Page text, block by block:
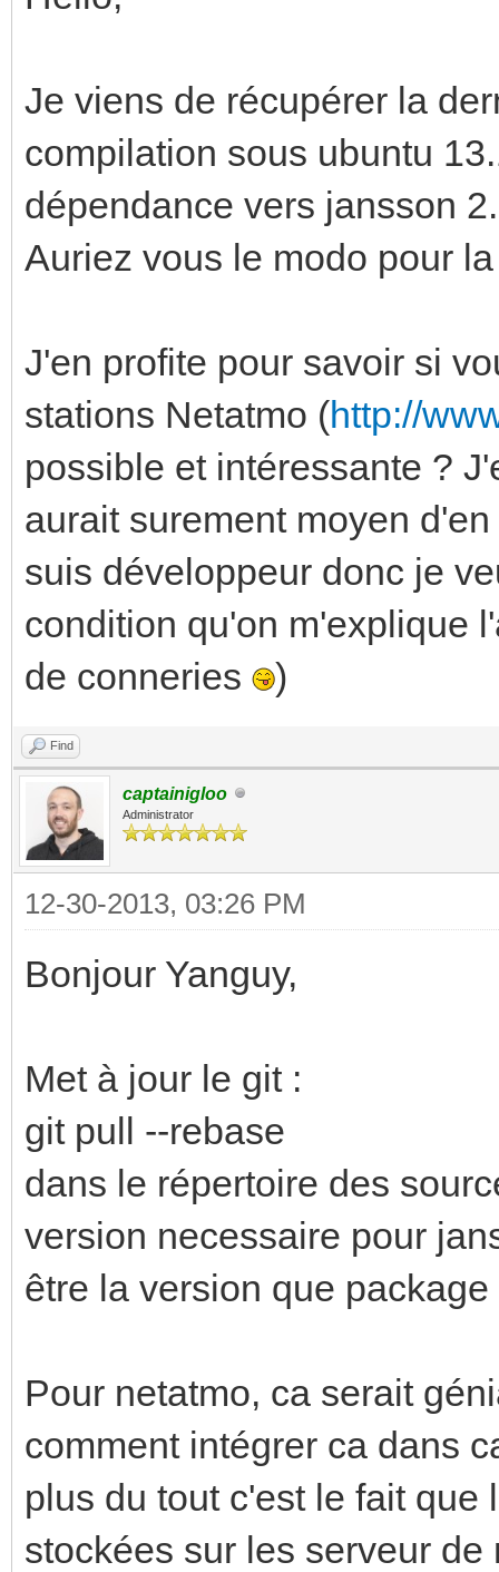
Je viens de récupérer la
compilation sous ubuntu
dépendance vers jansson
Auriez vous le modo pour
J'en profite pour savoir si
stations Netatmo (http://
possible et intéressante ?
aurait surement moyen
suis développeur donc je
condition qu'on m'explique
de conneries
)
Find
captainigloo
Administrator
12-30-2013, 03:26 PM
Bonjour Yanguy,
Met à jour le git :
git pull --rebase
dans le répertoire des
version necessaire pour
être la version que
Pour netatmo, ca serait
comment intégrer ca dans
plus du tout c'est le fait
stockées sur les serveur